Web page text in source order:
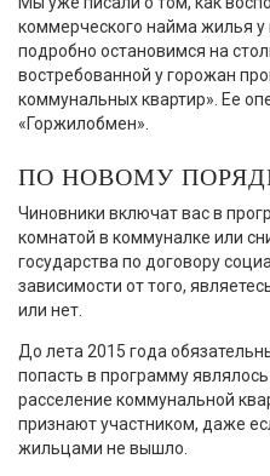
коммерческого найма жилья у
подробно остановимся на
востребованной у горожан
коммунальных квартир». Ее
«Горжилобмен».
ПО НОВОМУ
Чиновники включат вас в
комнатой в коммуналке или
государства по договору
зависимости от того,
или нет.
До лета 2015 года
попасть в программу
расселение коммунальной
признают участником, даже
жильцами не вышло.